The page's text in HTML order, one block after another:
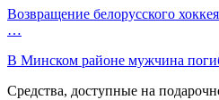
Возвращение белорусского
…
В Минском районе мужчина
Средства, доступные на